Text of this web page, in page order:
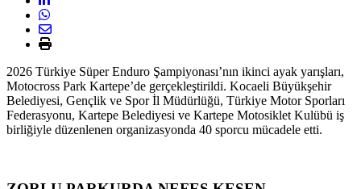
2026 Türkiye Süper Enduro Şampiyonası’nın ikinci ayak yarışları,
Motocross Park Kartepe’de gerçekleştirildi. Kocaeli Büyükşehir
Belediyesi, Gençlik ve Spor İl Müdürlüğü, Türkiye Motor Sporları
Federasyonu, Kartepe Belediyesi ve Kartepe Motosiklet Kulübü iş
birliğiyle düzenlenen organizasyonda 40 sporcu mücadele etti.